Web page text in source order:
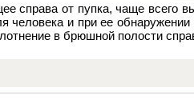
справа от пупка, чаще всего
человека и при ее
в брюшной полости